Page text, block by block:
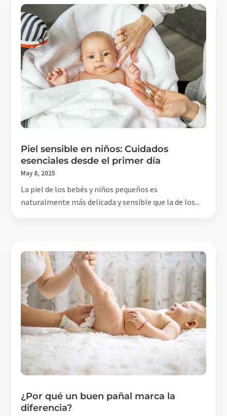
Piel sensible en niños: Cuidados
esenciales desde el primer día
May 8, 2025
La piel de los bebés y niños pequeños es
naturalmente más delicada y sensible que la de los...
¿Por qué un buen pañal marca la
diferencia?